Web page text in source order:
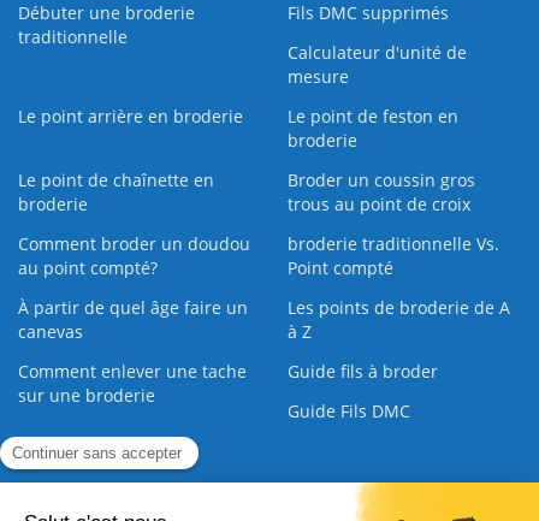
Débuter une broderie
traditionnelle
Fils DMC supprimés
Calculateur d'unité de
mesure
Le point arrière en broderie
Le point de feston en
broderie
Le point de chaînette en
broderie
Broder un coussin gros
trous au point de croix
Comment broder un doudou
au point compté?
broderie traditionnelle Vs.
Point compté
À partir de quel âge faire un
canevas
Les points de broderie de A
à Z
Comment enlever une tache
sur une broderie
Guide fils à broder
Guide Fils DMC
Guide de la Broderie